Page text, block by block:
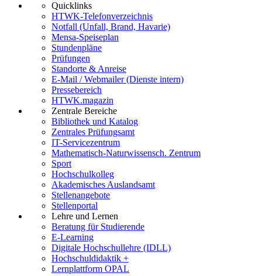
Quicklinks
HTWK-Telefonverzeichnis
Notfall (Unfall, Brand, Havarie)
Mensa-Speiseplan
Stundenpläne
Prüfungen
Standorte & Anreise
E-Mail / Webmailer (Dienste intern)
Pressebereich
HTWK.magazin
Zentrale Bereiche
Bibliothek und Katalog
Zentrales Prüfungsamt
IT-Servicezentrum
Mathematisch-Naturwissensch. Zentrum
Sport
Hochschulkolleg
Akademisches Auslandsamt
Stellenangebote
Stellenportal
Lehre und Lernen
Beratung für Studierende
E-Learning
Digitale Hochschullehre (IDLL)
Hochschuldidaktik +
Lernplattform OPAL